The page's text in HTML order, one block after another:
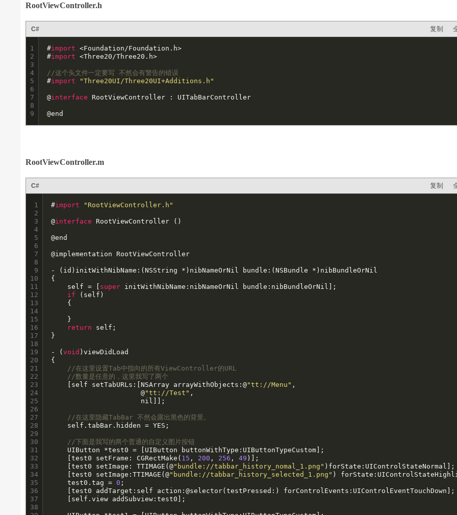
RootViewController.h
C# 复制
1
2
3
4
5
6
7
8
9
#import <Foundation/Foundation.h>
#import <Three20/Three20.h>
//这个头文件一定要写 不然会有警告的错误
#import "Three20UI/Three20UI+Additions.h"
@interface RootViewController : UITabBarController
@end
RootViewController.m
C# 复制
1
2
3
4
5
6
7
8
9
10
11
12
13
14
15
16
17
18
19
20
21
22
23
24
25
26
27
28
29
30
31
32
33
34
35
36
37
38
#import "RootViewController.h"
@interface RootViewController ()
@end
@implementation RootViewController
- (id)initWithNibName:(NSString *)nibNameOrNil bundle:(NSBundle *)nibBundleOrNil
{
    self = [
super initWithNibName:nibNameOrNil bundle:nibBundleOrNil];
if (self)
    {
    }
return self;
}
- (void )viewDidLoad
{
//在这里设置Tab中指向的所有ViewController的URL
//数量是任意的，这里我写了两个
    [self setTabURLs:[NSArray arrayWithObjects:@
"tt://Menu" ,
                      @
"tt://Test" ,
                      nil]];
//在这里隐藏TabBar 不然会露出黑色的背景。
    self.tabBar.hidden = YES;
//下面是我写的两个普通的自定义图片按钮
    UIButton *test0 = [UIButton buttonWithType:UIButtonTypeCustom];
    [test0 setFrame: CGRectMake(
15 , 200 , 256 , 49 )];
    [test0 setImage: TTIMAGE(@
"bundle://tabbar_history_nomal_1.png" )forState:UIControlStateNormal];
    [test0 setImage:TTIMAGE(@
"bundle://tabbar_history_selected_1.png" )
    test0.tag =
0 ;
    [test0 addTarget:self action:@selector(testPressed:) forControlEvents:UIControlEventTouchDown];
    [self.view addSubview:test0];